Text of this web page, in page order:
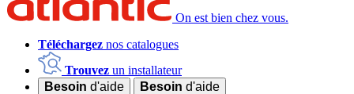
On est bien chez vous.
Téléchargez nos catalogues
Trouvez un installateur
Besoin d'aide Besoin d'aide